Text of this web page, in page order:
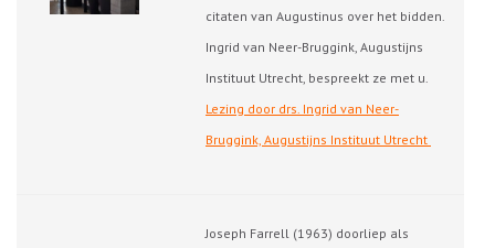
citaten van Augustinus over het bidden.
Ingrid van Neer-Bruggink, Augustijns
Instituut Utrecht, bespreekt ze met u.
Lezing door drs. Ingrid van Neer-
Bruggink, Augustijns Instituut Utrecht
Joseph Farrell (1963) doorliep als